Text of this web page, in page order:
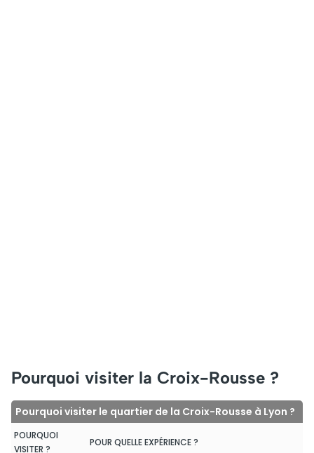
Pourquoi visiter la Croix-Rousse ?
Pourquoi visiter le quartier de la Croix-Rousse à Lyon ?
POURQUOI
VISITER ?
POUR QUELLE EXPÉRIENCE ?